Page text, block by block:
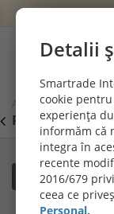
Acasă Izolații și
PROMOȚII DE
secțiunea de
Filtrează
Detalii
Smartrade
cookie
experiența
informăm că
integra în
recente
2016/679
ceea ce
Personal.